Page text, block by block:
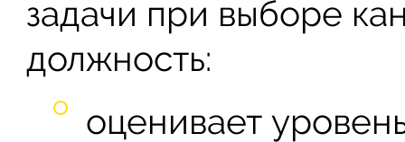
задачи при выборе
должность:
оценивает